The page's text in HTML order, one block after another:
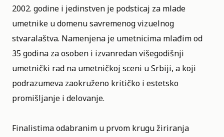
2002. godine i jedinstven je podsticaj za mlade
umetnike u domenu savremenog vizuelnog
stvaralaštva. Namenjena je umetnicima mlađim od
35 godina za osoben i izvanredan višegodišnji
umetnički rad na umetničkoj sceni u Srbiji, a koji
podrazumeva zaokruženo kritičko i estetsko
promišljanje i delovanje.
Finalistima odabranim u prvom krugu žiriranja